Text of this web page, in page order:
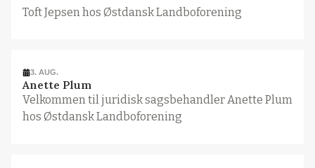
Toft Jepsen hos Østdansk Landboforening
3. AUG.
Anette Plum
Velkommen til juridisk sagsbehandler Anette Plum
hos Østdansk Landboforening